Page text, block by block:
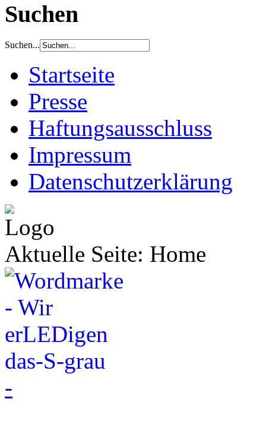
Suchen
Suchen...
Startseite
Presse
Haftungsausschluss
Impressum
Datenschutzerklärung
Aktuelle Seite: Home
-